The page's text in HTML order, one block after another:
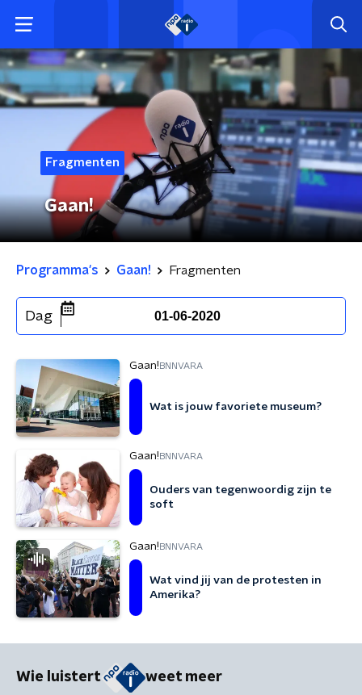
Fragmenten
Gaan!
Programma's Gaan! Fragmenten
Dag 01-06-2020
Gaan! BNNVARA
Wat is jouw favoriete museum?
Gaan! BNNVARA
Ouders van tegenwoordig zijn te
soft
Gaan! BNNVARA
Wat vind jij van de protesten in
Amerika?
Wie luistert weet meer